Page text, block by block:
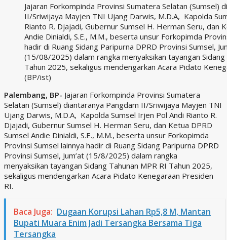
Jajaran Forkompinda Provinsi Sumatera Selatan (Sumsel)
II/Sriwijaya Mayjen TNI Ujang Darwis, M.D.A, Kapolda
Rianto R. Djajadi, Gubernur Sumsel H. Herman Seru, dan
Andie Dinialdi, S.E., M.M., beserta unsur Forkopimda
hadir di Ruang Sidang Paripurna DPRD Provinsi Sumsel,
(15/08/2025) dalam rangka menyaksikan tayangan Sidang
Tahun 2025, sekaligus mendengarkan Acara Pidato
(BP/ist)
Palembang, BP- Jajaran Forkompinda Provinsi Sumatera
Selatan (Sumsel) diantaranya Pangdam II/Sriwijaya Mayjen TNI
Ujang Darwis, M.D.A, Kapolda Sumsel Irjen Pol Andi Rianto R.
Djajadi, Gubernur Sumsel H. Herman Seru, dan Ketua DPRD
Sumsel Andie Dinialdi, S.E., M.M., beserta unsur Forkopimda
Provinsi Sumsel lainnya hadir di Ruang Sidang Paripurna DPRD
Provinsi Sumsel, Jum’at (15/8/2025) dalam rangka
menyaksikan tayangan Sidang Tahunan MPR RI Tahun 2025,
sekaligus mendengarkan Acara Pidato Kenegaraan Presiden
RI.
Baca Juga: Dugaan Korupsi Lahan Rp5,8 M, Mantan
Bupati Muara Enim Jadi Tersangka Bersama Tiga
Tersangka